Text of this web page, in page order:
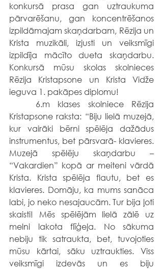
konkursā prasa gan uztraukuma
pārvarēšanu, gan koncentrēšanos
izpildāmajam skaņdarbam, Rēzija un
Krista muzikāli, izjusti un veiksmīgi
izpildīja mācīto dueta skaņdarbu.
Konkursā mūsu skolas skolnieces
Rēzija Kristapsone un Krista Vidže
ieguva 1. pakāpes diplomu!
Kristapsone raksta: “Biju lielā muzejā,
kur vairāki bērni spēlēja dažādus
instrumentus, bet pārsvarā- klavieres.
Muzejā spēlēju skaņdarbu –
“Vakardien” kopā ar meiteni vārdā
Krista. Krista spēlēja flautu, bet es
klavieres. Domāju, ka mums sanāca
labi, jo neko nesajaucām. Tur bija ļoti
skaisti! Mēs spēlējām lielā zālē uz
melni lakota flīģeļa. No sākuma
nebiju tik satraukta, bet, tuvojoties
mūsu kārtai, sāku uztraukties. Viss
veiksmīgi izdevās un es biju